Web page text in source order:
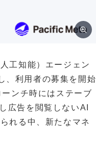
工知能）エージェン
、利用者の募集を開始
ンチ時にはステーブ
広告を閲覧しないAI
れる中、新たなマネ